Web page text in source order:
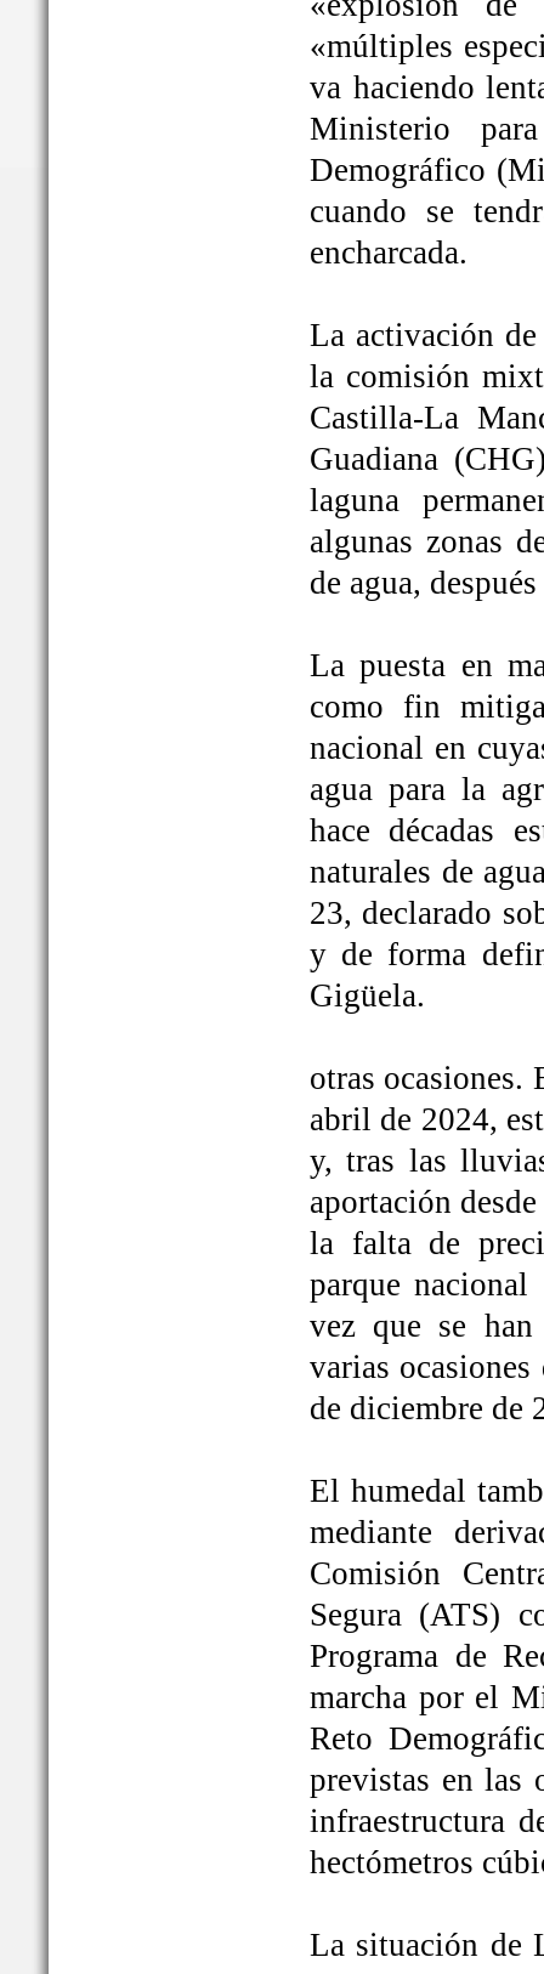
«múltiples
va haciendo
Ministerio
Demográfico
cuando se
encharcada.
La activación
la comisión
Castilla-La
Guadiana
laguna
algunas zonas
de agua,
La puesta en
como fin
nacional en
agua para la
hace décadas
naturales de
23, declarado
y de forma
Gigüela.
otras ocasiones.
abril de 2024,
y, tras las
aportación
la falta de
parque
vez que se
varias
de diciembre de
El humedal
mediante
Comisión
Segura (ATS)
Programa de
marcha por el
Reto
previstas en las
infraestructura
hectómetros
La situación de